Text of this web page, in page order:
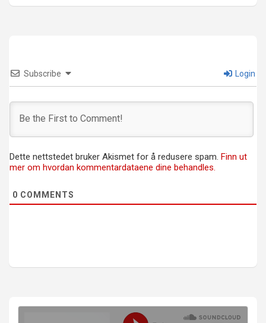
Subscribe Login
Dette nettstedet bruker Akismet for å redusere spam. Finn ut
mer om hvordan kommentardataene dine behandles.
0 COMMENTS